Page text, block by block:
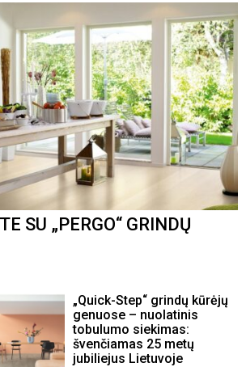
SU „PERGO“ GRINDŲ
„Quick-Step“ grindų kūrėjų
genuose – nuolatinis
tobulumo siekimas:
švenčiamas 25 metų
jubiliejus Lietuvoje